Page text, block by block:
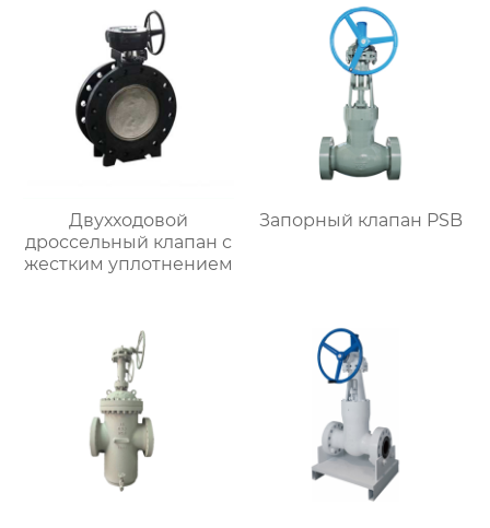
Двухходовой
дроссельный клапан с
жестким уплотнением
Запорный клапан PSB